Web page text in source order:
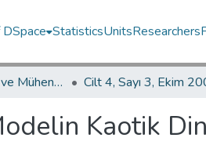
StatisticsUnitsResearchers
İKÜ Güncesi Fen ve Mühendislik Bilimleri / Journal of İstanbul Kültür University Science and Engineering Cilt 4, Sayı 3, Ekim
Kaotik